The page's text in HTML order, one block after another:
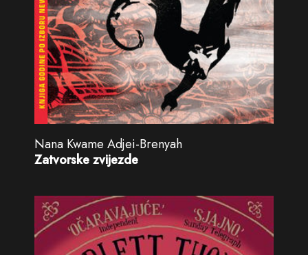
Nana Kwame Adjei-Brenyah
Zatvorske zvijezde